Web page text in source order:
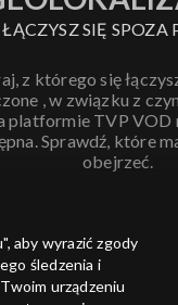
ŁĄCZYSZ SIĘ SPOZA
z którego się
, w związku z
platformie TVP VOD
Sprawdź, które
obejrzeć.
ANULUJ
aby wyrazić zgody
śledzenia i
urządzeniu